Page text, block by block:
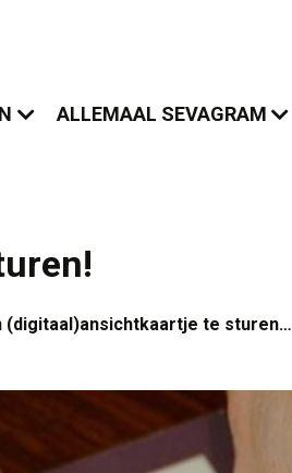
ALLEMAAL SEVAGRAM
(digitaal)ansichtkaartje te sturen…